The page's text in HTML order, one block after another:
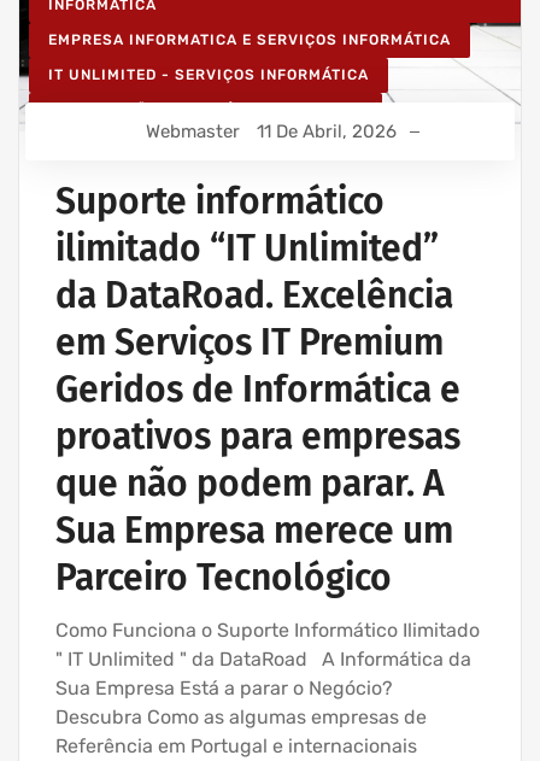
INFORMÁTICA
EMPRESA INFORMATICA E SERVIÇOS INFORMÁTICA
IT UNLIMITED - SERVIÇOS INFORMÁTICA
PROJETOS CABLAGEM E REDES INFORMÁTICA
REDE ESTRUTURADA INFORMÁTICA
SERVIÇOS INFORMÁTICA E ASSISTÊNCIA INFORMÁTICA
Webmaster 11 De Abril, 2026
Suporte informático
ilimitado “IT Unlimited”
da DataRoad. Excelência
em Serviços IT Premium
Geridos de Informática e
proativos para empresas
que não podem parar. A
Sua Empresa merece um
Parceiro Tecnológico
Como Funciona o Suporte Informático Ilimitado
" IT Unlimited " da DataRoad A Informática da
Sua Empresa Está a parar o Negócio?
Descubra Como as algumas empresas de
Referência em Portugal e internacionais